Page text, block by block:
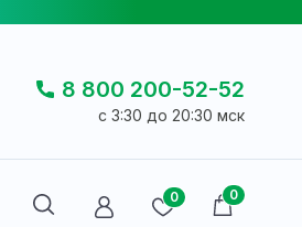
8 800 200-52-52
c 3:30 до 20:30 мск
0 0